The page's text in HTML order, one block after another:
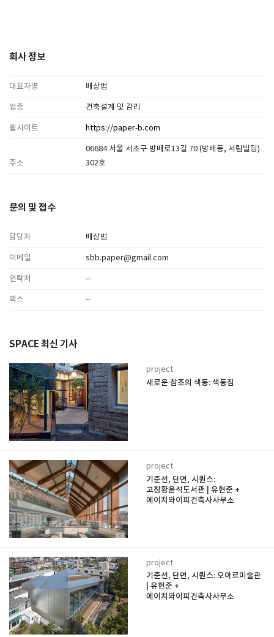
회사 정보
대표자명 배상범
업종 건축설계 및 감리
웹사이트 https://paper-b.com
주소
06684 서울 서초구 방배로13길 70 (방배동, 서림빌딩)
302호
문의 및 접수
담당자 배상범
이메일 sbb.paper@gmail.com
연락처 --
팩스 --
SPACE 최신 기사
project
새로운 참조의 색동: 색동집
project
기준선, 단면, 시퀀스:
고창황윤석도서관 | 유현준 +
에이치와이피건축사사무소
project
기준선, 단면, 시퀀스: 오아르미술관
| 유현준 +
에이치와이피건축사사무소